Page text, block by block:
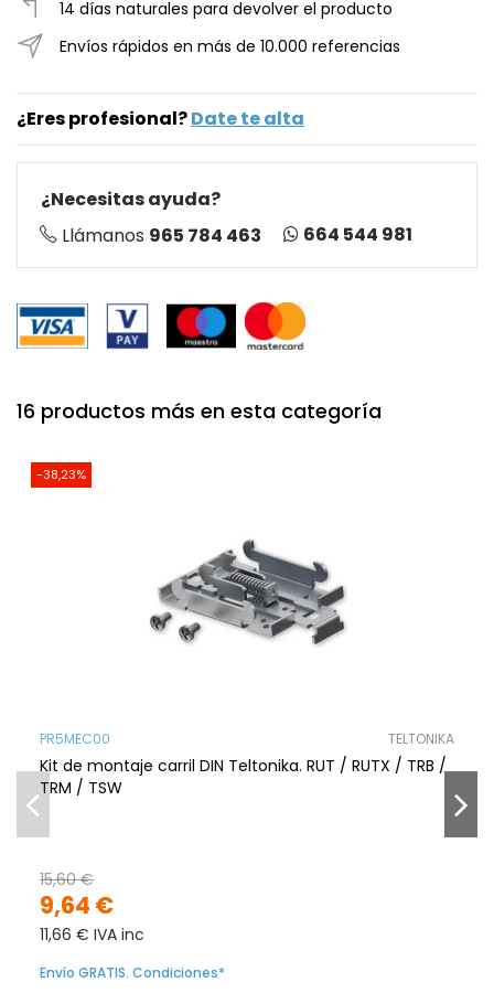
14 días naturales para devolver el producto
Envíos rápidos en más de 10.000 referencias
¿Eres profesional?Date te alta
¿Necesitas ayuda?
Llámanos 965 784 463 664 544 981
16 productos más en esta categoría
-38,23%
PR5MEC00 TELTONIKA
Kit de montaje carril DIN Teltonika. RUT / RUTX / TRB /
TRM / TSW
9,64 €
15,60 €
11,66 € IVA inc
Envío GRATIS. Condiciones*